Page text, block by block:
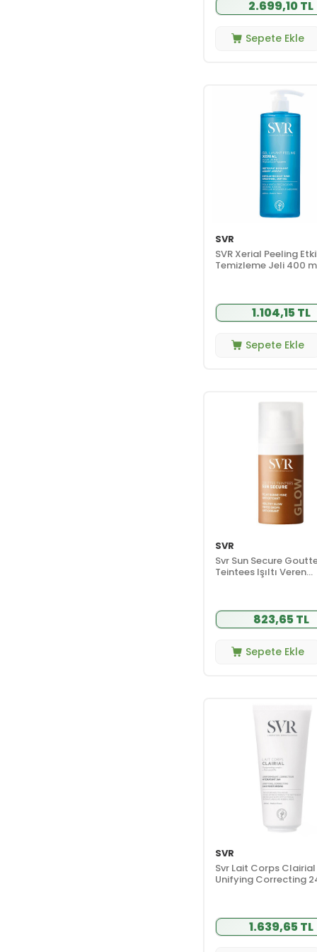
2.699,10 TL
Sepete Ekle
SVR
SVR Xerial Peeling
Temizleme Jeli 400
1.104,15 TL
Sepete Ekle
SVR
Svr Sun Secure
Teintees Işıltı Veren
823,65 TL
Sepete Ekle
SVR
Svr Lait Corps Clairial
Unifying Correcting
1.639,65 TL